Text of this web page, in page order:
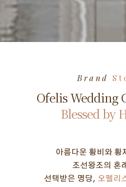
Brand
Ofelis Wedding
Blessed by
아름다운 황비와 황
조선왕조의 혼
선택받은 명당, 오펠리